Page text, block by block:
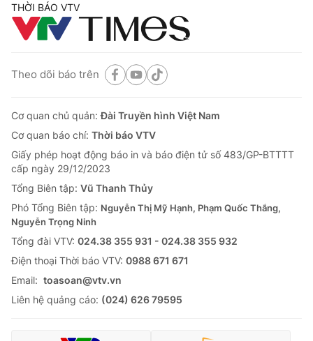
THỜI BÁO VTV
Theo dõi báo trên
Cơ quan chủ quản:Đài Truyền hình Việt Nam
Cơ quan báo chí: Thời báo VTV
Giấy phép hoạt động báo in và báo điện tử số 483/GP-BTTTT
cấp ngày 29/12/2023
Tổng Biên tập: Vũ Thanh Thủy
Phó Tổng Biên tập: Nguyễn Thị Mỹ Hạnh, Phạm Quốc Thắng,
Nguyễn Trọng Ninh
Tổng đài VTV: 024.38 355 931 - 024.38 355 932
Ðiện thoại Thời báo VTV: 0988 671 671
Email: toasoan@vtv.vn
Liên hệ quảng cáo: (024) 626 79595